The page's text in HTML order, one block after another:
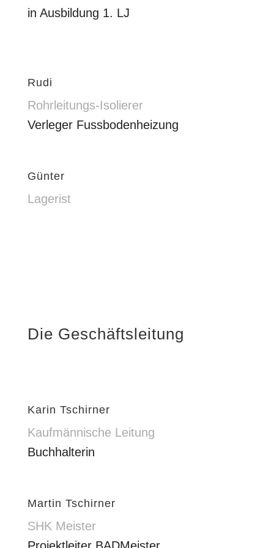
in Ausbildung 1. LJ
Rudi
Rohrleitungs-Isolierer
Verleger Fussbodenheizung
Günter
Lagerist
Die Geschäftsleitung
Karin Tschirner
Kaufmännische Leitung
Buchhalterin
Martin Tschirner
SHK Meister